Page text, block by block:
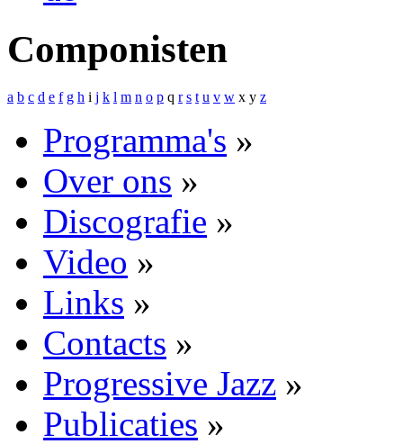
Componisten
a b c d e f g h i j k l m n o p q r s t u v w x y z
Programma's »
Over ons »
Discografie »
Video »
Links »
Contacts »
Progressive Jazz »
Publicaties »